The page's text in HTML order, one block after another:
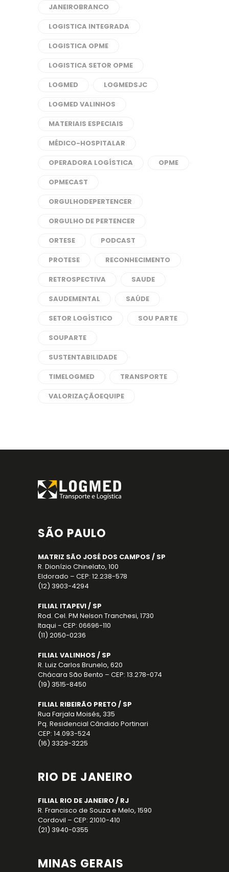
JANEIROBRANCO
LOGISTICA INTEGRADA
LOGISTICA OPME
LOGISTICA SETOR OPME
LOGMED
LOGMEDSJC
LOGMED VALINHOS
MATERIAIS ESPECIAIS
MÉDICO-HOSPITALAR
OPERADORA LOGÍSTICA
OPME
OPMECAST
ORGULHODEPERTENCER
ORGULHO DE PERTENCER
ORTESE
PODCAST
PROTESE
RECONHECIMENTO
RETROSPECTIVA
SAUDE
SAUDEMENTAL
SAÚDE
SETOR LOGÍSTICO
SOU PARTE
SOUPARTE
SUSTENTABILIDADE
TIMELOGMED
TRANSPORTE
VALORIZAÇÃOEQUIPE
SÃO PAULO
MATRIZ SÃO JOSÉ DOS CAMPOS / SP
R. Dionízio Chinelato, 100
Eldorado – CEP: 12.238-578
(12) 3903-4294
FILIAL ITAPEVI / SP
Rod. Cel. PM Nelson Tranchesi, 1730
Itaqui - CEP: 06696-110
(11) 2050-0236
FILIAL VALINHOS / SP
R. Luiz Carlos Brunelo, 620
Chácara São Bento – CEP: 13.278-074
(19) 3515-8450
FILIAL RIBEIRÃO PRETO / SP
Rua Farjala Moisés, 335
Pq. Residencial Cândido Portinari
CEP: 14.093-524
(16) 3329-3225
RIO DE JANEIRO
FILIAL RIO DE JANEIRO / RJ
R. Francisco de Souza e Melo, 1590
Cordovil – CEP: 21010-410
(21) 3940-0355
MINAS GERAIS